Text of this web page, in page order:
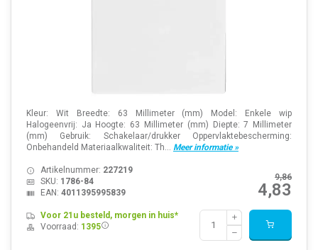
Kleur: Wit Breedte: 63 Millimeter (mm) Model: Enkele wip
Halogeenvrij: Ja Hoogte: 63 Millimeter (mm) Diepte: 7 Millimeter
(mm) Gebruik: Schakelaar/drukker Oppervlaktebescherming:
Onbehandeld Materiaalkwaliteit: Th... Meer informatie »
9,86
4,83
Artikelnummer: 227219
SKU: 1786-84
EAN: 4011395995839
Voor 21u besteld, morgen in huis*
Voorraad: 1395